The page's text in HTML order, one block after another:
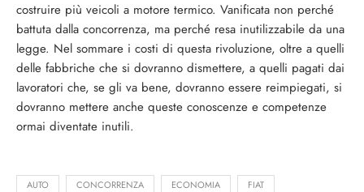
costruire più veicoli a motore termico. Vanificata non perché
battuta dalla concorrenza, ma perché resa inutilizzabile da una
legge. Nel sommare i costi di questa rivoluzione, oltre a quelli
delle fabbriche che si dovranno dismettere, a quelli pagati dai
lavoratori che, se gli va bene, dovranno essere reimpiegati, si
dovranno mettere anche queste conoscenze e competenze
ormai diventate inutili.
AUTO CONCORRENZA ECONOMIA FIAT